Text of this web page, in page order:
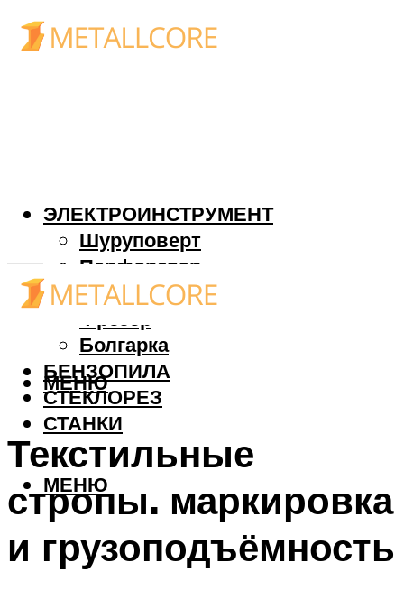
ЭЛЕКТРОИНСТРУМЕНТ
Шуруповерт
Перфоратор
Дрель
Фрезер
Болгарка
БЕНЗОПИЛА
СТЕКЛОРЕЗ
СТАНКИ
МЕНЮ
МЕНЮ
Текстильные
стропы. маркировка
и грузоподъёмность